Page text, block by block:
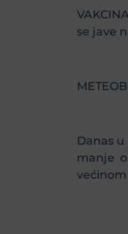
se jave
Danas
manje
većinom